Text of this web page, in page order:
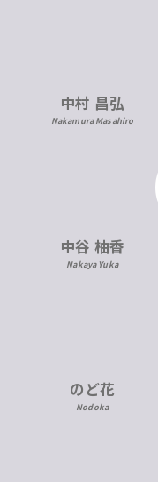
中村 昌弘
Nakamura Masahiro
中谷 柚香
Nakaya Yuka
のど花
Nodoka